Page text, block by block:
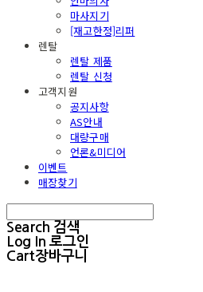
마사지기
[재고한정]리퍼
렌탈
렌탈 제품
렌탈 신청
고객지원
공지사항
AS안내
대량구매
언론&미디어
이벤트
매장찾기
Search 검색
Log In 로그인
Cart장바구니